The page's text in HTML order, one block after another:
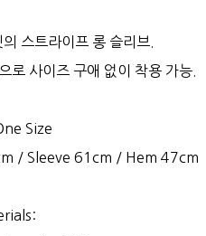
스트라이프 롱 슬리브.
로 사이즈 구애 없이 착용 가능.
Size
/ Sleeve 61cm / Hem 47cm